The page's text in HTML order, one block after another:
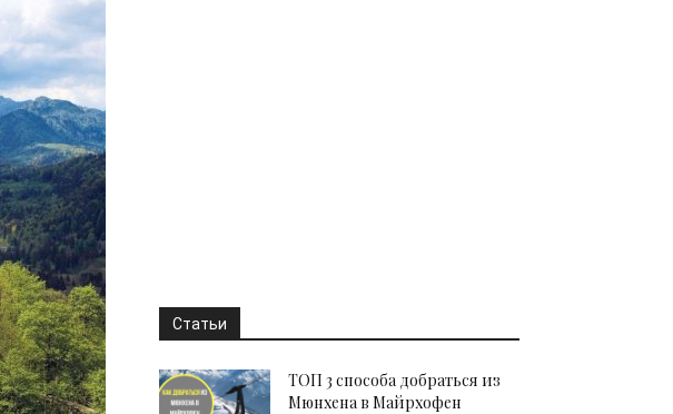
Статьи
ТОП 3 способа добраться из
Мюнхена в Майрхофен